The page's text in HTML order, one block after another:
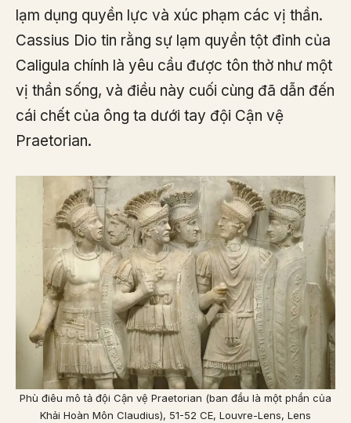
lạm dụng quyền lực và xúc phạm các vị thần.
Cassius Dio tin rằng sự lạm quyền tột đỉnh của
Caligula chính là yêu cầu được tôn thờ như một
vị thần sống, và điều này cuối cùng đã dẫn đến
cái chết của ông ta dưới tay đội Cận vệ
Praetorian.
Phù điêu mô tả đội Cận vệ Praetorian (ban đầu là một phần của
Khải Hoàn Môn Claudius), 51-52 CE, Louvre-Lens, Lens